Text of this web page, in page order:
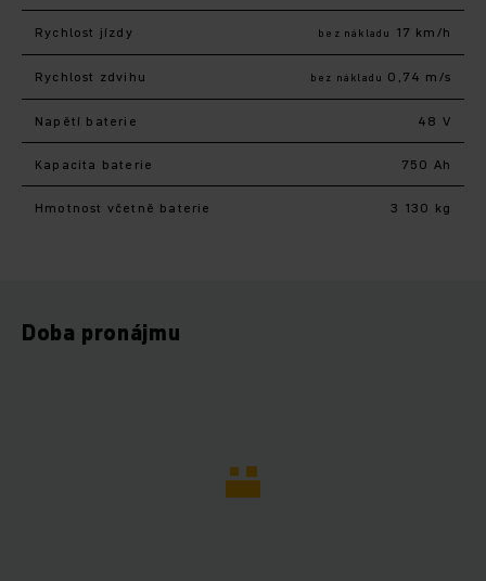
Rychlost jízdy bez nákladu 17 km/h
Rychlost zdvihu bez nákladu 0,74 m/s
Napětí baterie 48 V
Kapacita baterie 750 Ah
Hmotnost včetně baterie 3 130 kg
Doba pronájmu